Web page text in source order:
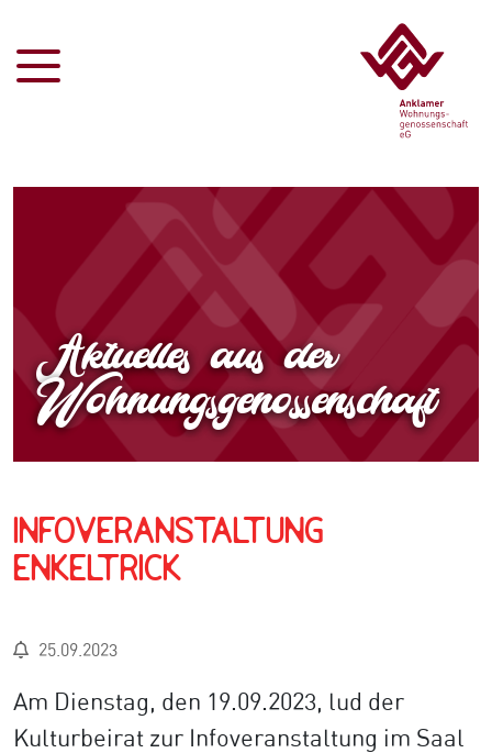
Aktuelles aus der
Wohnungsgenossenschaft
Infoveranstaltung
Enkeltrick
25.09.2023
Am Dienstag, den 19.09.2023, lud der
Kulturbeirat zur Infoveranstaltung im Saal